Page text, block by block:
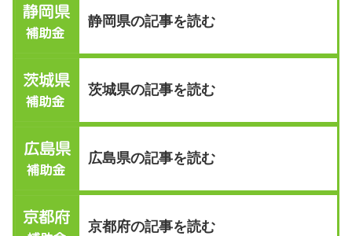
静岡県の記事を読む
茨城県の記事を読む
広島県の記事を読む
京都府の記事を読む